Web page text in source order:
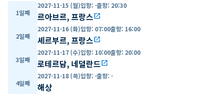
1일째
2027-11-15 (월)입항: -출항: 20:30
르아브르, 프랑스open_in_new
2일째
2027-11-16 (화)입항: 07:00출항: 16:00
셰르부르, 프랑스open_in_new
3일째
2027-11-17 (수)입항: 10:00출항: 20:00
로테르담, 네덜란드open_in_new
4일째
2027-11-18 (목)입항: -출항: -
해상